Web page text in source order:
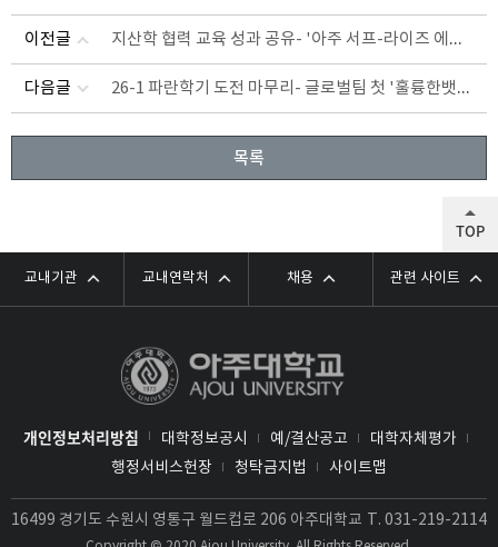
이전글 지산학 협력 교육 성과 공유- '아주 서프-라이즈 에듀 페스타' 개최
다음글 26-1 파란학기 도전 마무리- 글로벌팀 첫 '훌륭한뱃사공상' 영예
목록
교내기관 교내연락처 채용 관련 사이트
개인정보처리방침 대학정보공시 예/결산공고
대학자체평가
행정서비스헌장
청탁금지법 사이트맵
16499 경기도 수원시 영통구 월드컵로 206 아주대학교 T. 031-219-2114
TOP